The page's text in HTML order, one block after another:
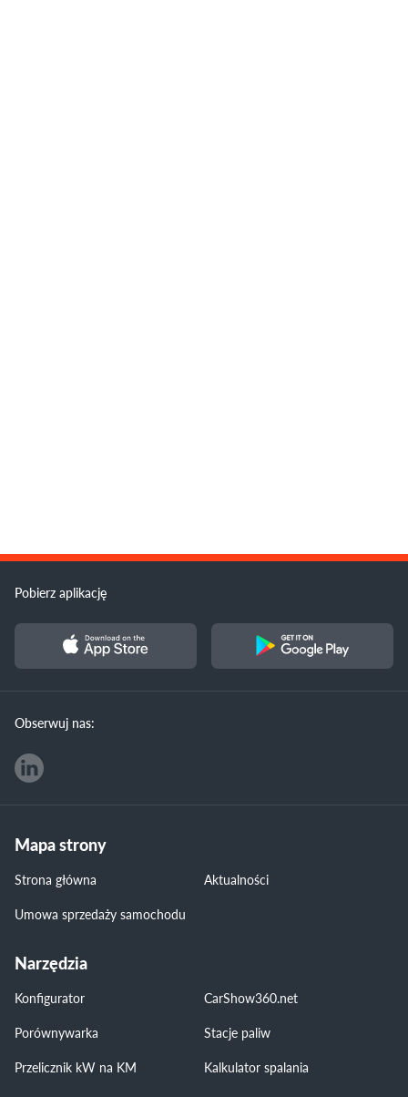
Pobierz aplikację
Obserwuj nas:
Mapa strony
Strona główna
Aktualności
Umowa sprzedaży samochodu
Narzędzia
Konfigurator
CarShow360.net
Porównywarka
Stacje paliw
Przelicznik kW na KM
Kalkulator spalania